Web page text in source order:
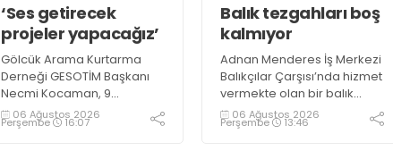
‘Ses getirecek
projeler yapacağız’
Gölcük Arama Kurtarma
Derneği GESOTİM Başkanı
Necmi Kocaman, 9
Ağustos’ta gerçekleşecek
sınavın ardından 4. Akredite
06 Ağustos 2026
Perşembe 16:07
Balık tezgahları boş
kalmıyor
Adnan Menderes İş Merkezi
Balıkçılar Çarşısı’nda hizmet
vermekte olan bir balık
restoranının işletme
sahiplerinden Emrah
06 Ağustos 2026
Perşembe 13:46